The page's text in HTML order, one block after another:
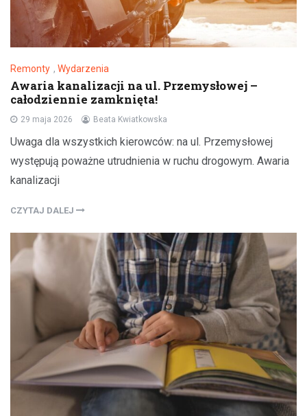
Remonty , Wydarzenia
Awaria kanalizacji na ul. Przemysłowej –
całodziennie zamknięta!
29 maja 2026 Beata Kwiatkowska
Uwaga dla wszystkich kierowców: na ul. Przemysłowej
występują poważne utrudnienia w ruchu drogowym. Awaria
kanalizacji
CZYTAJ DALEJ